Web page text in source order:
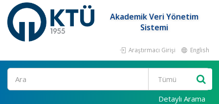
Akademik Veri Yönetim
Sistemi
Araştırmacı Girişi English
Ara
Detaylı Arama